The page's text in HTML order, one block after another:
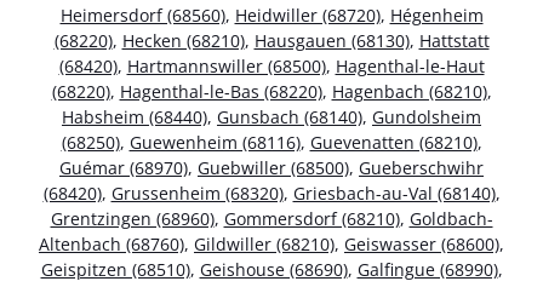
Heimersdorf (68560), Heidwiller (68720), Hégenheim
(68220), Hecken (68210), Hausgauen (68130), Hattstatt
(68420), Hartmannswiller (68500), Hagenthal-le-Haut
(68220), Hagenthal-le-Bas (68220), Hagenbach (68210),
Habsheim (68440), Gunsbach (68140), Gundolsheim
(68250), Guewenheim (68116), Guevenatten (68210),
Guémar (68970), Guebwiller (68500), Gueberschwihr
(68420), Grussenheim (68320), Griesbach-au-Val (68140),
Grentzingen (68960), Gommersdorf (68210), Goldbach-
Altenbach (68760), Gildwiller (68210), Geiswasser (68600),
Geispitzen (68510), Geishouse (68690), Galfingue (68990),